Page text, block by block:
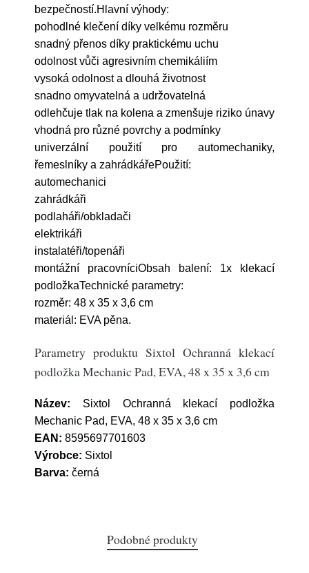
bezpečností.Hlavní výhody:
pohodlné klečení díky velkému rozměru
snadný přenos díky praktickému uchu
odolnost vůči agresivním chemikáliím
vysoká odolnost a dlouhá životnost
snadno omyvatelná a udržovatelná
odlehčuje tlak na kolena a zmenšuje riziko únavy
vhodná pro různé povrchy a podmínky
univerzální použití pro automechaniky,
řemeslníky a zahrádkářePoužití:
automechanici
zahrádkáři
podlaháři/obkladači
elektrikáři
instalatéři/topenáři
montážní pracovníciObsah balení: 1x klekací
podložkaTechnické parametry:
rozměr: 48 x 35 x 3,6 cm
materiál: EVA pěna.
Parametry produktu Sixtol Ochranná klekací
podložka Mechanic Pad, EVA, 48 x 35 x 3,6 cm
Název: Sixtol Ochranná klekací podložka
Mechanic Pad, EVA, 48 x 35 x 3,6 cm
EAN: 8595697701603
Výrobce: Sixtol
Barva: černá
Podobné produkty